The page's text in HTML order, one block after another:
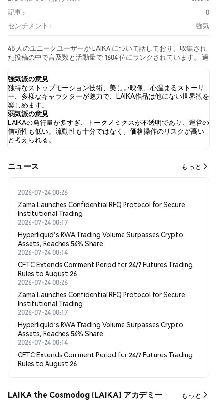
記事 :
0
センチメント :
強気
45 人のユニークユーザーが LAIKA について話しており、収集され
た投稿の中で言及数と活動量で 1604 位にランクされています。 過
情は 強気 でした。 最後に、LAIKA に関するニュース記事が 0 件公
開されました。 Twitterでは、11.54% のツイートが強気の感情を
示し、3.08% のツイートが弱気の感情を示しました。 85.38% のツ
イートは LAIKA に対して中立的でした。 これらの感情分析は 130
件のツイートに基づいています。
強気派の意見
独特なストップモーション技術、美しい映像、心温まるストーリ
ー、多様なキャラクターが魅力で、LAIKA作品は他にない世界観を
楽しめます。
弱気派の意見
LAIKAの発行量が多すぎ、トークノミクスが不透明であり、運営の
信頼性も低い。流動性も十分ではなく、価格操作のリスクが高い
と考えられる。
​​ニュース​​ もっと
2026-07-24 00:26
Zama Launches Confidential RFQ Protocol for Secure
Institutional Trading
2026-07-24 00:17
Hyperliquid's RWA Trading Volume Surpasses Crypto
Assets, Reaches 54% Share
2026-07-24 00:14
CFTC Extends Comment Period for 24/7 Futures Trading
Rules to August 26
2026-07-24 00:26
Zama Launches Confidential RFQ Protocol for Secure
Institutional Trading
2026-07-24 00:17
Hyperliquid's RWA Trading Volume Surpasses Crypto
Assets, Reaches 54% Share
2026-07-24 00:14
CFTC Extends Comment Period for 24/7 Futures Trading
Rules to August 26
LAIKA the Cosmodog (LAIKA) アカデミー もっと